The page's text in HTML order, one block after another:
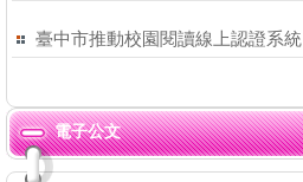
臺中市推動校園閱讀線上認證系統
電子公文